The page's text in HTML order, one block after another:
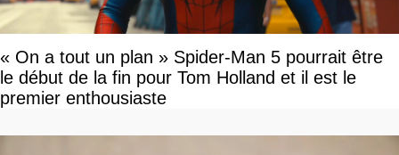
« On a tout un plan » Spider-Man 5 pourrait être
le début de la fin pour Tom Holland et il est le
premier enthousiaste